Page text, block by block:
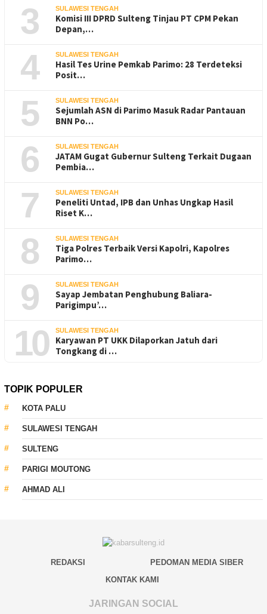
3 SULAWESI TENGAH
Komisi III DPRD Sulteng Tinjau PT CPM Pekan
Depan,…
4 SULAWESI TENGAH
Hasil Tes Urine Pemkab Parimo: 28 Terdeteksi
Posit…
5 SULAWESI TENGAH
Sejumlah ASN di Parimo Masuk Radar Pantauan
BNN Po…
6 SULAWESI TENGAH
JATAM Gugat Gubernur Sulteng Terkait Dugaan
Pembia…
7 SULAWESI TENGAH
Peneliti Untad, IPB dan Unhas Ungkap Hasil
Riset K…
8 SULAWESI TENGAH
Tiga Polres Terbaik Versi Kapolri, Kapolres
Parimo…
9 SULAWESI TENGAH
Sayap Jembatan Penghubung Baliara-
Parigimpu’…
10 SULAWESI TENGAH
Karyawan PT UKK Dilaporkan Jatuh dari
Tongkang di …
TOPIK POPULER
KOTA PALU
SULAWESI TENGAH
SULTENG
PARIGI MOUTONG
AHMAD ALI
REDAKSI
PEDOMAN MEDIA SIBER
KONTAK KAMI
JARINGAN SOCIAL